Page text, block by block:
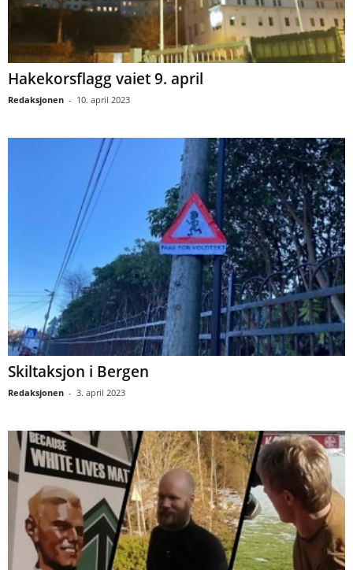
Hakekorsflagg vaiet 9. april
Redaksjonen - 10. april 2023
Skiltaksjon i Bergen
Redaksjonen - 3. april 2023